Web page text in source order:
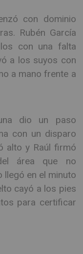
con dominio
Rubén García
con una falta
a los suyos con
a mano frente a
dio un paso
con un disparo
alto y Raúl firmó
área que no
llegó en el minuto
cayó a los pies
para certificar